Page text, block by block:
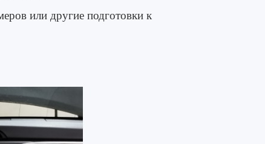
или другие подготовки к